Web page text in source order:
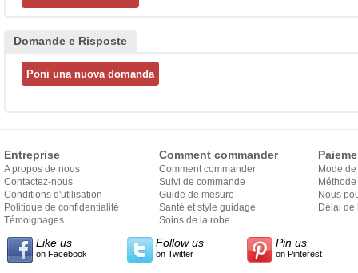
Domande e Risposte
Entreprise
A propos de nous
Contactez-nous
Conditions d'utilisation
Politique de confidentialité
Témoignages
Comment commander
Comment commander
Suivi de commande
Guide de mesure
Santé et style guidage
Soins de la robe
Mode
Nous
Délai de
Like us
on Facebook
Follow us
on Twitter
Pin us
on Pinterest